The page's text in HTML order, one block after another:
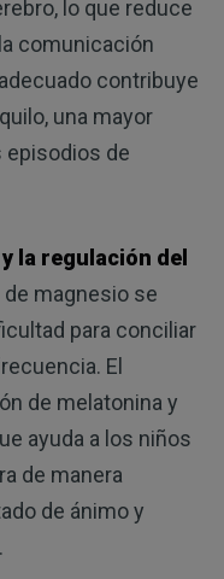
lo que reduce
comunicación
contribuye
una mayor
episodios de
la regulación del
de magnesio se
para conciliar
El
de melatonina y
ayuda a los niños
de manera
de ánimo y